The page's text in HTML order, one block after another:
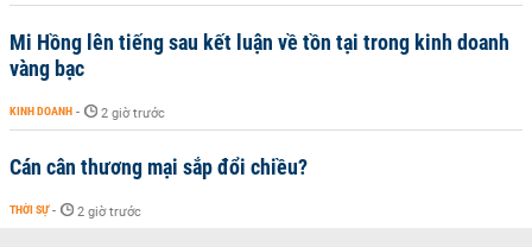
Mi Hồng lên tiếng sau kết luận về tồn tại trong kinh doanh
vàng bạc
KINH DOANH - 2 giờ trước
Cán cân thương mại sắp đổi chiều?
THỜI SỰ - 2 giờ trước